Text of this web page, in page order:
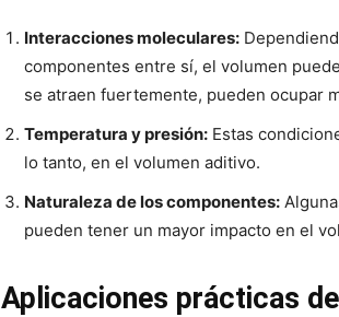
Interacciones moleculares:
componentes entre sí, el volumen
se atraen fuertemente, pueden ocupar
Temperatura y presión: Estas
lo tanto, en el volumen aditivo.
Naturaleza de los componentes:
pueden tener un mayor impacto en el
Aplicaciones prácticas